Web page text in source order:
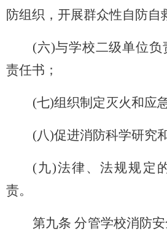
防组织，开展群众性自防自
(六)与学校二级单位
责任书；
(七)组织制定灭火和应
(八)促进消防科学研究
(九)法律、法规规定
责。
第九条 分管学校消防